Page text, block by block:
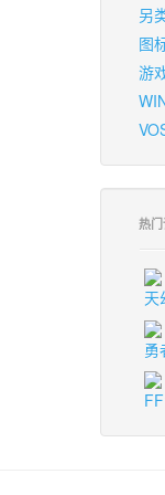
另
图
游
热
天
勇